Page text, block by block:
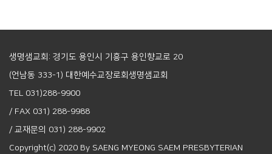
생명샘교회: 경기도 용인시 기흥구 용인향교로 20
(언남동 333-1) 대한예수교장로회생명샘교회
TEL 031)288-9900
/ FAX 031) 288-9988
/ 교재문의 031) 288-9902
Copyright(c) 2020 By SAENG MYEONG SAEM PRESBYTERIAN